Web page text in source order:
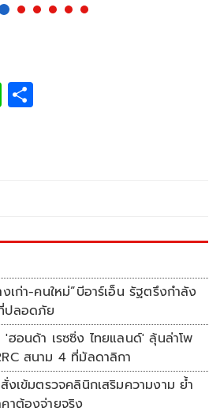
Li
า-คนใหม่”บีอาร์เอ็น รัฐตรึงกำลัง
ปลอดภัย
อนด้า เรซซิ่ง ไทยแลนด์' ลุ้นล่าโพ
สนาม 4 ที่มัลดาลิกา
สั่งเข้มตรวจคลินิกเสริมความงาม ย้ำ
าต้องจ่ายจริง